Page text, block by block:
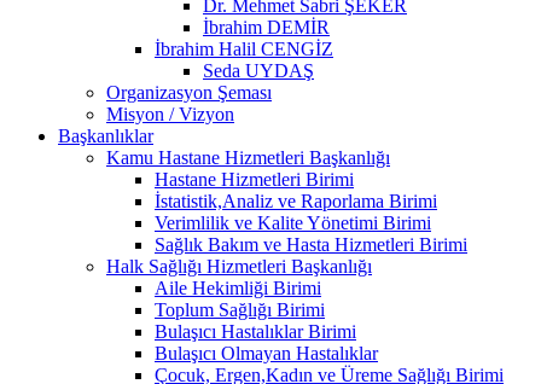
Dr. Mehmet Sabri ŞEKER
İbrahim DEMİR
İbrahim Halil CENGİZ
Seda UYDAŞ
Organizasyon Şeması
Misyon / Vizyon
Başkanlıklar
Kamu Hastane Hizmetleri Başkanlığı
Hastane Hizmetleri Birimi
İstatistik,Analiz ve Raporlama Birimi
Verimlilik ve Kalite Yönetimi Birimi
Sağlık Bakım ve Hasta Hizmetleri Birimi
Halk Sağlığı Hizmetleri Başkanlığı
Aile Hekimliği Birimi
Toplum Sağlığı Birimi
Bulaşıcı Hastalıklar Birimi
Bulaşıcı Olmayan Hastalıklar
Çocuk, Ergen,Kadın ve Üreme Sağlığı Birimi